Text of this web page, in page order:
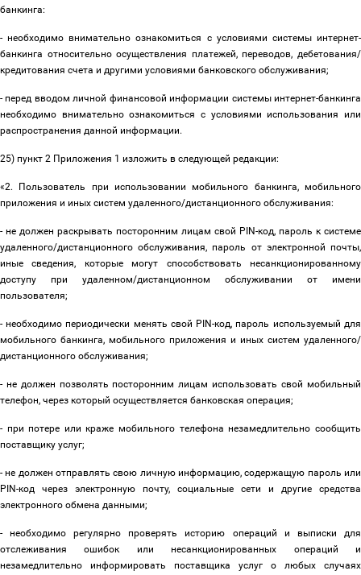
банкинга:
- необходимо внимательно ознакомиться с условиями системы интернет-
банкинга относительно осуществления платежей, переводов, дебетования/
кредитования счета и другими условиями банковского обслуживания;
- перед вводом личной финансовой информации системы интернет-банкинга
необходимо внимательно ознакомиться с условиями использования или
распространения данной информации.
25) пункт 2 Приложения 1 изложить в следующей редакции:
«2. Пользователь при использовании мобильного банкинга, мобильного
приложения и иных систем удаленного/дистанционного обслуживания:
- не должен раскрывать посторонним лицам свой PIN-код, пароль к системе
удаленного/дистанционного обслуживания, пароль от электронной почты,
иные сведения, которые могут способствовать несанкционированному
доступу при удаленном/дистанционном обслуживании от имени
пользователя;
- необходимо периодически менять свой PIN-код, пароль используемый для
мобильного банкинга, мобильного приложения и иных систем удаленного/
дистанционного обслуживания;
- не должен позволять посторонним лицам использовать свой мобильный
телефон, через который осуществляется банковская операция;
- при потере или краже мобильного телефона незамедлительно сообщить
поставщику услуг;
- не должен отправлять свою личную информацию, содержащую пароль или
PIN-код через электронную почту, социальные сети и другие средства
электронного обмена данными;
- необходимо регулярно проверять историю операций и выписки для
отслеживания ошибок или несанкционированных операций и
незамедлительно информировать поставщика услуг о любых случаях